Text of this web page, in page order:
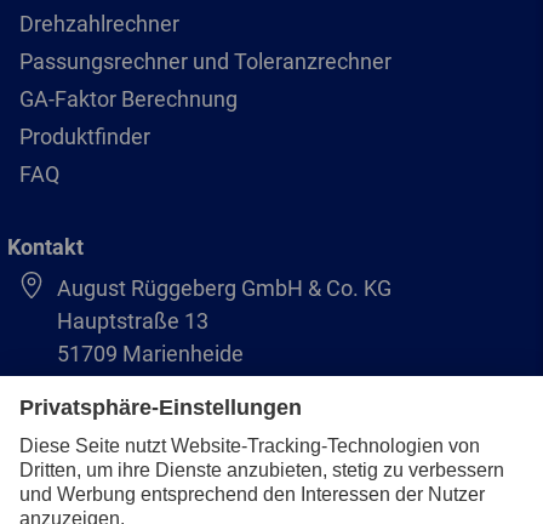
Drehzahlrechner
Passungsrechner und Toleranzrechner
GA-Faktor Berechnung
Produktfinder
FAQ
Kontakt
August Rüggeberg GmbH & Co. KG
Hauptstraße 13
51709 Marienheide
+49 2264 9-0
info@pferd.com
+49 2264 9-400